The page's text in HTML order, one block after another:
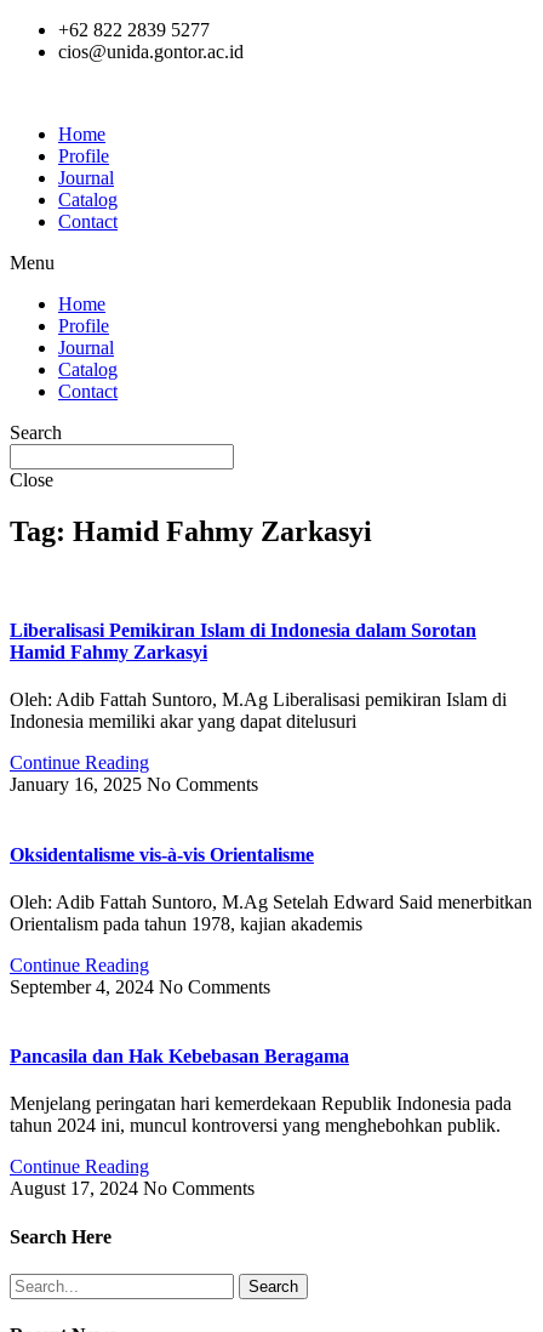
Skip
+62 822 2839 5277
cios@unida.gontor.ac.id
Home
Profile
Journal
Catalog
Contact
Menu
Home
Profile
Journal
Catalog
Contact
Search
Close
Tag: Hamid Fahmy Zarkasyi
Liberalisasi Pemikiran Islam di Indonesia dalam Sorotan
Hamid Fahmy Zarkasyi
Oleh: Adib Fattah Suntoro, M.Ag Liberalisasi pemikiran Islam di
Indonesia memiliki akar yang dapat ditelusuri
Continue Reading
January 16, 2025 No Comments
Oksidentalisme vis-à-vis Orientalisme
Oleh: Adib Fattah Suntoro, M.Ag Setelah Edward Said menerbitkan
Orientalism pada tahun 1978, kajian akademis
Continue Reading
September 4, 2024 No Comments
Pancasila dan Hak Kebebasan Beragama
Menjelang peringatan hari kemerdekaan Republik Indonesia pada
tahun 2024 ini, muncul kontroversi yang menghebohkan publik.
Continue Reading
August 17, 2024 No Comments
Search Here
Search